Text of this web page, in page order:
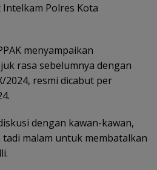
Polres Kota
menyampaikan
rasa sebelumnya dengan
2024, resmi dicabut per
dengan kawan-kawan,
malam untuk membatalkan